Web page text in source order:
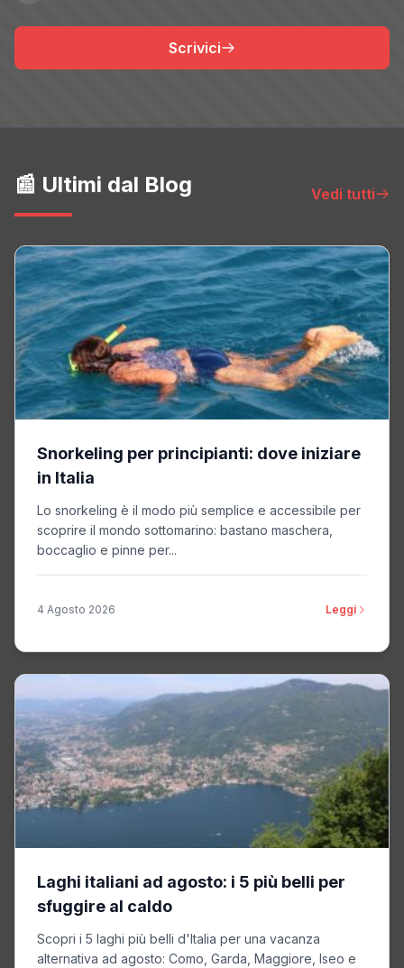
Scrivici
📰 Ultimi dal Blog Vedi tutti
Snorkeling per principianti: dove iniziare
in Italia
Lo snorkeling è il modo più semplice e accessibile per
scoprire il mondo sottomarino: bastano maschera,
boccaglio e pinne per...
4 Agosto 2026 Leggi
Laghi italiani ad agosto: i 5 più belli per
sfuggire al caldo
Scopri i 5 laghi più belli d'Italia per una vacanza
alternativa ad agosto: Como, Garda, Maggiore, Iseo e